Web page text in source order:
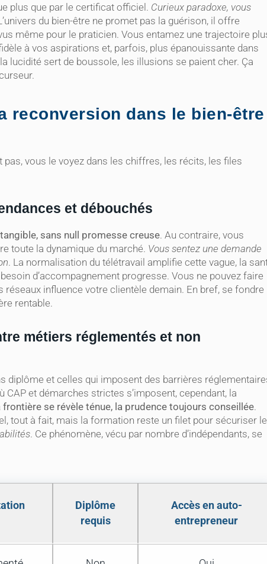
plus que par le certificat officiel. Curieux paradoxe, vous
du bien-être ne promet pas la guérison, il offre
même pour le praticien. Vous entamez une trajectoire
à vos aspirations et, parfois, plus épanouissante dans
lucidité sert de boussole, les illusions se paient cher. Ça
reconversion dans le bien-être
vous le voyez dans les chiffres, les récits, les files
et débouchés
tangible, sans null promesse creuse. Au contraire, vous
toute la dynamique du marché. Vous sentez une demande
. La normalisation du télétravail amplifie cette vague, la
d’accompagnement progresse. Vous ne pouvez faire
réseaux influence votre clientèle demain. En bref, se fondre
rentable.
métiers réglementés et non
diplôme et celles qui imposent des barrières
CAP et démarches strictes s’imposent, cependant, la
frontière se révèle ténue, la prudence toujours conseillée.
tout à fait, mais la formation reste un filet pour sécuriser le
. Ce phénomène, vécu par nombre d’indépendants, se
Diplôme
requis
Accès en auto-
entrepreneur